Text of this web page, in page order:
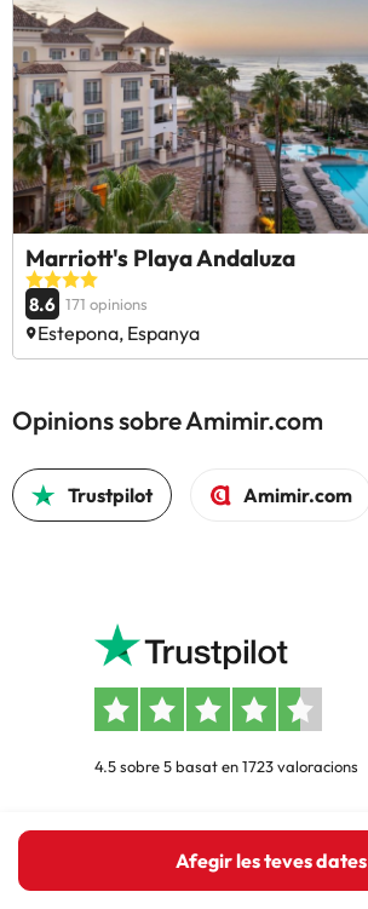
Afegir les teves dates
Marriott's Playa Andaluza
8.6 171 opinions
Estepona, Espanya
Opinions sobre Amimir.com
Trustpilot Amimir.com
4.5 sobre 5 basat en 1723 valoracions